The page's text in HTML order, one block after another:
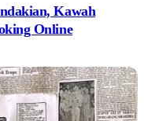
Kawah
Online